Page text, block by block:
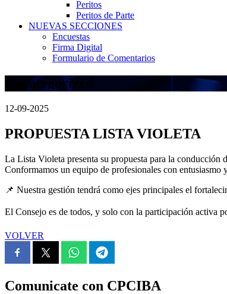
Peritos
Peritos de Parte
NUEVAS SECCIONES
Encuestas
Firma Digital
Formulario de Comentarios
Uncategorized
12-09-2025
PROPUESTA LISTA VIOLETA
La Lista Violeta presenta su propuesta para la
Conformamos un equipo de profesionales con
📌 Nuestra gestión tendrá como ejes principales el
El Consejo es de todos, y solo con la participación activa
VOLVER
Comunicate con CPCIBA